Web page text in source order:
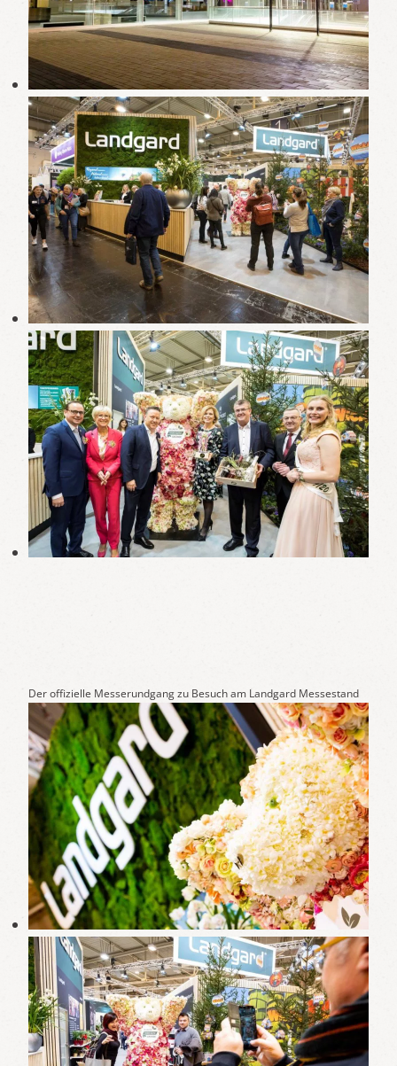
Der offizielle Messerundgang zu Besuch am Landgard Messestand